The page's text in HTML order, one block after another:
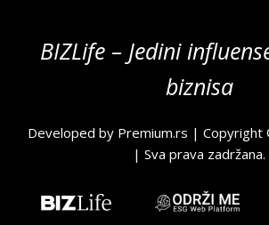
BIZLife – Jedini
biznisa
Developed by Premium.rs |
| Sva prava zadržana.